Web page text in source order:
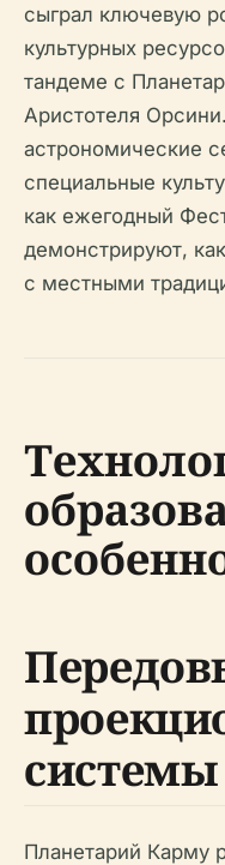
сыграл ключевую
культурных
тандеме с
Аристотеля
астрономические
специальные
как ежегодный
демонстрируют,
с местными
системы
Планетарий Карму